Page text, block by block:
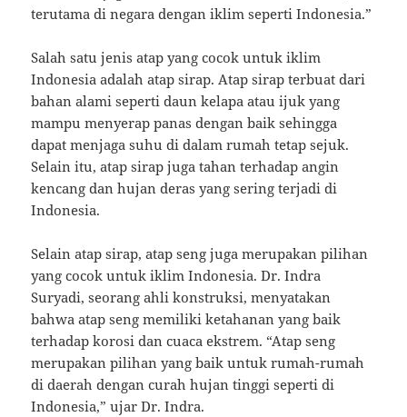
terutama di negara dengan iklim seperti Indonesia.”
Salah satu jenis atap yang cocok untuk iklim
Indonesia adalah atap sirap. Atap sirap terbuat dari
bahan alami seperti daun kelapa atau ijuk yang
mampu menyerap panas dengan baik sehingga
dapat menjaga suhu di dalam rumah tetap sejuk.
Selain itu, atap sirap juga tahan terhadap angin
kencang dan hujan deras yang sering terjadi di
Indonesia.
Selain atap sirap, atap seng juga merupakan pilihan
yang cocok untuk iklim Indonesia. Dr. Indra
Suryadi, seorang ahli konstruksi, menyatakan
bahwa atap seng memiliki ketahanan yang baik
terhadap korosi dan cuaca ekstrem. “Atap seng
merupakan pilihan yang baik untuk rumah-rumah
di daerah dengan curah hujan tinggi seperti di
Indonesia,” ujar Dr. Indra.